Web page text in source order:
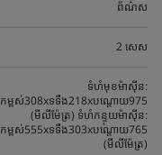
ព័ណ៌ស
2 សេស
ទំហំមុខម៉ាស៊ីន:
កម្ពស់308xទទឹង218xបណ្តោយ975
(មីលីម៉ែត្រ) ទំហំកន្ទុយម៉ាស៊ីន:
កម្ពស់555xទទឹង303xបណ្តោយ765
(មីលីម៉ែត្រ)